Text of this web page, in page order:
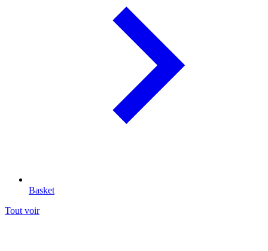
Basket
Tout voir